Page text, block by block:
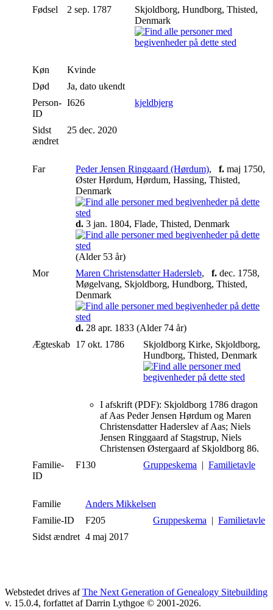
Fødsel
2 sep. 1787
Skjoldborg, Hundborg, Thisted,
Denmark
Køn
Kvinde
Død
Ja, dato ukendt
Person-
ID
I626 kjeldbjerg
Sidst
ændret
25 dec. 2020
Far Peder Jensen Ringgaard (Hørdum), f. maj 1750,
Øster Hørdum, Hørdum, Hassing, Thisted,
Denmark
d. 3 jan. 1804, Flade, Thisted, Denmark
(Alder 53 år)
Mor
Maren Christensdatter Hadersleb, f. dec. 1758,
Møgelvang, Skjoldborg, Hundborg, Thisted,
Denmark
d. 28 apr. 1833 (Alder 74 år)
Ægteskab 17 okt. 1786
Skjoldborg Kirke, Skjoldborg,
Hundborg, Thisted, Denmark
I afskrift (PDF): Skjoldborg 1786 dragon
af Aas Peder Jensen Hørdum og Maren
Christensdatter Haderslev af Aas; Niels
Jensen Ringgaard af Stagstrup, Niels
Christensen Østergaard af Skjoldborg 86.
Familie-
ID
F130 Gruppeskema | Familietavle
Familie
Anders Mikkelsen
Familie-ID
F205 Gruppeskema | Familietavle
Sidst ændret 4 maj 2017
Webstedet drives afThe Next Generation of Genealogy Sitebuilding
v. 15.0.4, forfattet af Darrin Lythgoe © 2001-2026.